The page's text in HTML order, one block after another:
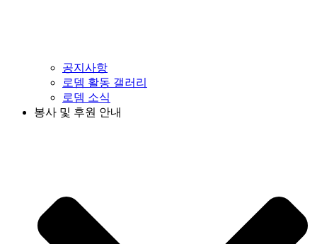
공지사항
로뎀 활동 갤러리
로뎀 소식
봉사 및 후원 안내